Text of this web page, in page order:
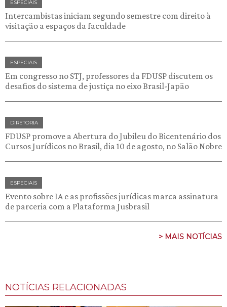
ESPECIAIS
Intercambistas iniciam segundo semestre com direito à
visitação a espaços da faculdade
ESPECIAIS
Em congresso no STJ, professores da FDUSP discutem os
desafios do sistema de justiça no eixo Brasil-Japão
DIRETORIA
FDUSP promove a Abertura do Jubileu do Bicentenário dos
Cursos Jurídicos no Brasil, dia 10 de agosto, no Salão Nobre
ESPECIAIS
Evento sobre IA e as profissões jurídicas marca assinatura
de parceria com a Plataforma Jusbrasil
> MAIS NOTÍCIAS
NOTÍCIAS RELACIONADAS